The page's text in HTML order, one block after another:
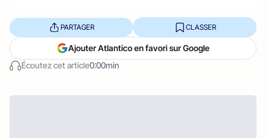
Écoutez cet article0:00min
PARTAGER CLASSER
Ajouter Atlantico en favori sur Google